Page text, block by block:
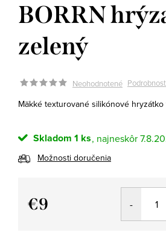
BORRN
zelený
Neohodnotené
Mäkké texturované silikónové
Skladom 1 ks
Možnosti doručenia
€9